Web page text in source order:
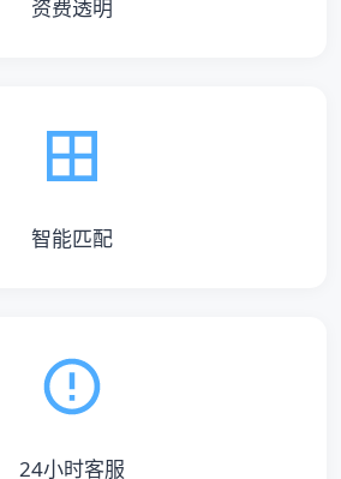
资费透明
智能匹配
24小时客服